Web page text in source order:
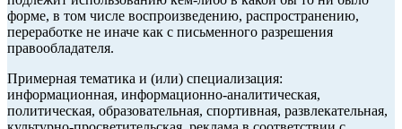
форме, в том числе воспроизведению, распространению,
переработке не иначе как с письменного разрешения
правообладателя.
Примерная тематика и (или) специализация:
информационная, информационно-аналитическая,
политическая, образовательная, спортивная, развлекательная,